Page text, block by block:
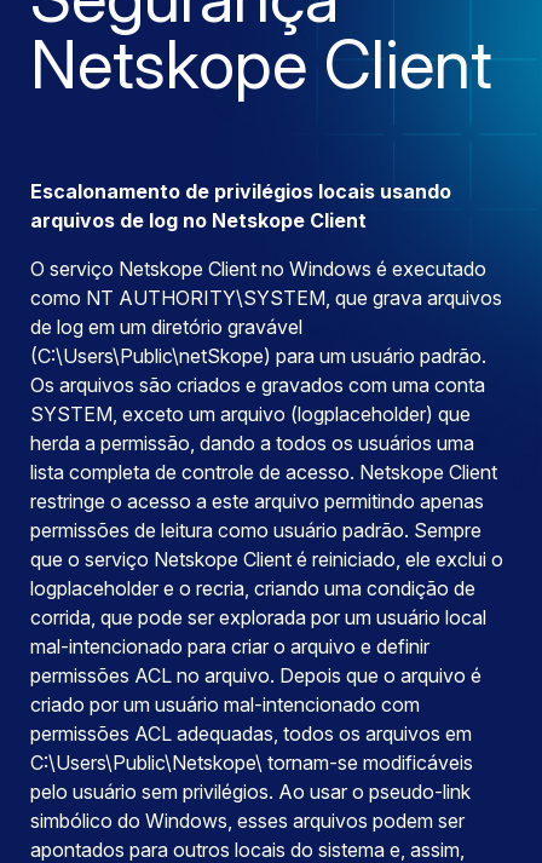
Netskope Client
Escalonamento de privilégios locais usando
arquivos de log no Netskope Client
O serviço Netskope Client no Windows é executado
como NT AUTHORITY\SYSTEM, que grava arquivos
de log em um diretório gravável
(C:\Users\Public\netSkope) para um usuário padrão.
Os arquivos são criados e gravados com uma conta
SYSTEM, exceto um arquivo (logplaceholder) que
herda a permissão, dando a todos os usuários uma
lista completa de controle de acesso. Netskope Client
restringe o acesso a este arquivo permitindo apenas
permissões de leitura como usuário padrão. Sempre
que o serviço Netskope Client é reiniciado, ele exclui o
logplaceholder e o recria, criando uma condição de
corrida, que pode ser explorada por um usuário local
mal-intencionado para criar o arquivo e definir
permissões ACL no arquivo. Depois que o arquivo é
criado por um usuário mal-intencionado com
permissões ACL adequadas, todos os arquivos em
C:\Users\Public\Netskope\ tornam-se modificáveis
pelo usuário sem privilégios. Ao usar o pseudo-link
simbólico do Windows, esses arquivos podem ser
apontados para outros locais do sistema e, assim,